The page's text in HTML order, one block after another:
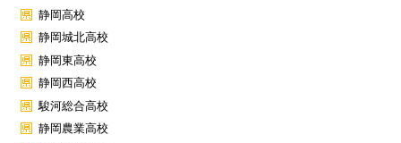
静岡高校
静岡城北高校
静岡東高校
静岡西高校
駿河総合高校
静岡農業高校